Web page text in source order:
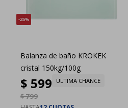
25
Balanza de baño KROKEK
cristal 150kg/100g
$ 599
$799
ULTIMA CHANCE